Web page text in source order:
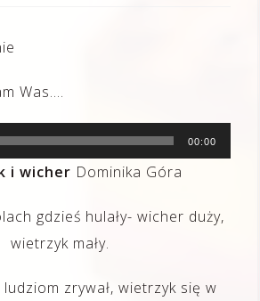
Was….
00:00
i wicher Dominika Góra
gdzieś hulały- wicher duży,
wietrzyk mały.
zrywał, wietrzyk się w